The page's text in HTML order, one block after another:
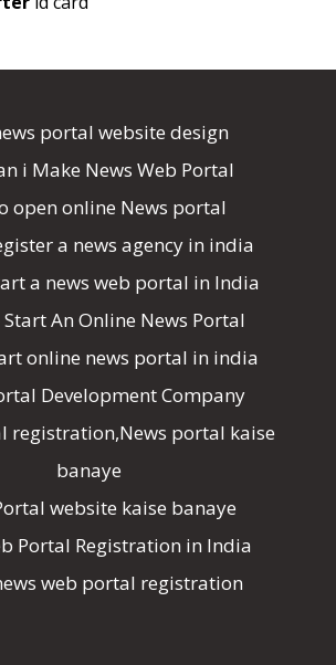
portal website design
i Make News Web Portal
open online News portal
a news agency in india
a news web portal in India
An Online News Portal
online news portal in india
Development Company
registration,News portal kaise
banaye
website kaise banaye
Portal Registration in India
web portal registration